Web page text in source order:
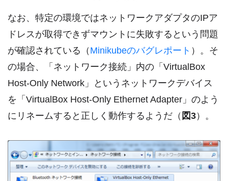
なお、特定の環境ではネットワークアダプタのIPア
ドレスが取得できずマウントに失敗するという問題
が確認されている（ Minikubeのバグレポート ）。そ
の場合、「ネットワーク接続」内の「VirtualBox
Host-Only Network」というネットワークデバイス
を「VirtualBox Host-Only Ethernet Adapter」のよう
にリネームすると正しく動作するようだ（ 図3）。